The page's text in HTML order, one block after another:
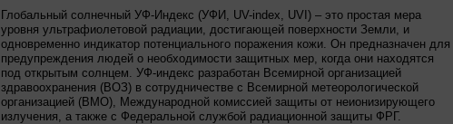
Глобальный солнечный УФ-Индекс (УФИ, UV-index, UVI) – это простая мера
уровня ультрафиолетовой радиации, достигающей поверхности Земли, и
одновременно индикатор потенциального поражения кожи. Он предназначен для
предупреждения людей о необходимости защитных мер, когда они находятся
под открытым солнцем. УФ-индекс разработан Всемирной организацией
здравоохранения (ВОЗ) в сотрудничестве с Всемирной метеорологической
организацией (ВМО), Международной комиссией защиты от неионизирующего
излучения, а также с Федеральной службой радиационной защиты ФРГ.